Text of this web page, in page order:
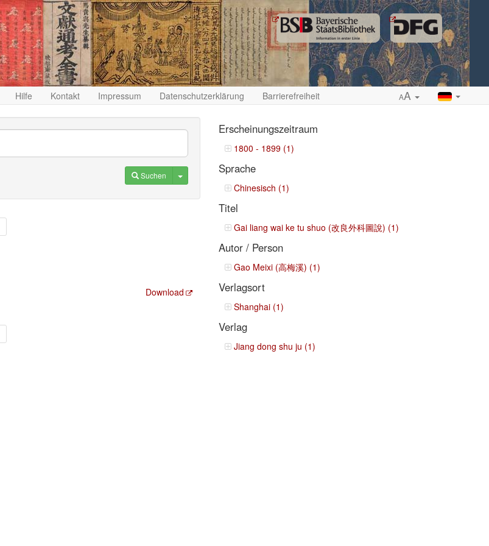
Hilfe Kontakt Impressum Datenschutzerklärung Barrierefreiheit AA
Suchen Toggle Dropdown
Download
Erscheinungszeitraum
1800 - 1899 (1)
Sprache
Chinesisch (1)
Titel
Gai liang wai ke tu shuo (改良外科圖說) (1)
Autor / Person
Gao Meixi (高梅溪) (1)
Verlagsort
Shanghai (1)
Verlag
Jiang dong shu ju (1)